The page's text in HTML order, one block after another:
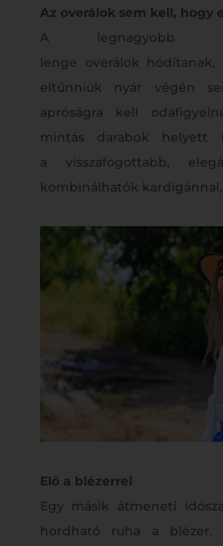
Az overálok sem kell, hogy
A legnagyobb
lenge overálok
eltűnniük nyár végén
apróságra kell
mintás darabok helyett
a visszafogottabb,
kombinálhatók
Elő a blézerrel
Egy másik átmeneti
hordható ruha a blézer.